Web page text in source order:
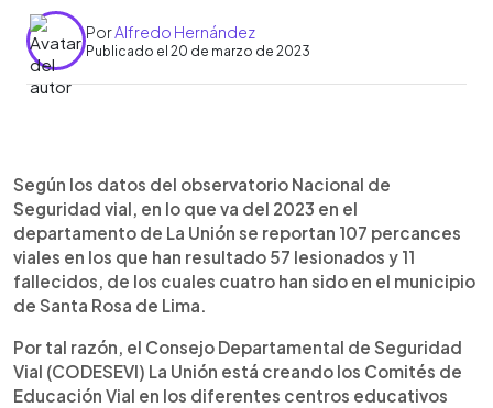
PorAlfredo Hernández
Publicado el 20 de marzo de 2023
► Escuchar artículo
Según los datos del observatorio Nacional de
Seguridad vial, en lo que va del 2023 en el
departamento de La Unión se reportan 107 percances
viales en los que han resultado 57 lesionados y 11
fallecidos, de los cuales cuatro han sido en el municipio
de Santa Rosa de Lima.
Por tal razón, el Consejo Departamental de Seguridad
Vial (CODESEVI) La Unión está creando los Comités de
Educación Vial en los diferentes centros educativos